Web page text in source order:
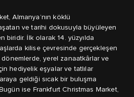
Almanya’nın köklü
ve tarihi dokusuyla büyüleyen
biridir. İlk olarak 14. yüzyılda
kilise çevresinde gerçekleşen
yerel zanaatkârlar ve
hediyelik eşyalar ve tatlılar
geldiği sıcak bir buluşma
ise Frankfurt Christmas Market,